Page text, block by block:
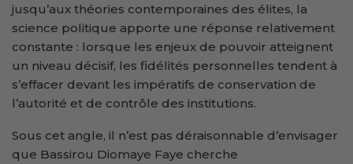
jusqu’aux théories contemporaines des élites, la
science politique apporte une réponse relativement
constante : lorsque les enjeux de pouvoir atteignent
un niveau décisif, les fidélités personnelles tendent à
s’effacer devant les impératifs de conservation de
l’autorité et de contrôle des institutions.
Sous cet angle, il n’est pas déraisonnable d’envisager
que Bassirou Diomaye Faye cherche